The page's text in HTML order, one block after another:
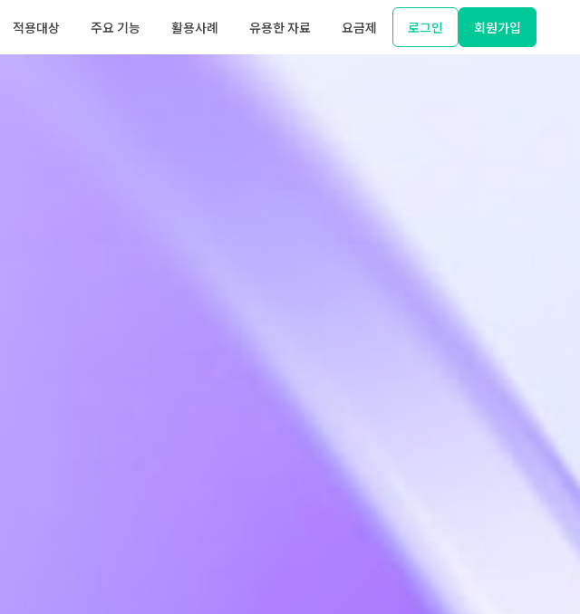
적용대상 주요 기능 활용사례 유용한 자료 요금제 로그인 회원가입